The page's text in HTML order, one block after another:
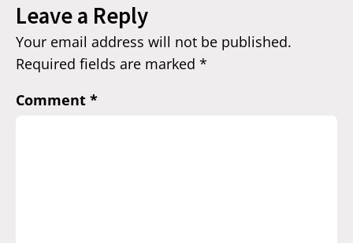
Leave a Reply
Your email address will not be published.
Required fields are marked *
Comment *